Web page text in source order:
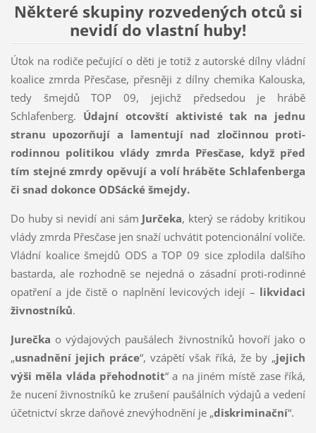
Některé skupiny rozvedených otců si
nevidí do vlastní huby!
Útok na rodiče pečující o děti je totiž z autorské dílny vládní
koalice zmrda Přesčase, přesněji z dílny chemika Kalouska,
tedy šmejdů TOP 09, jejichž předsedou je hrábě
Schlafenberg. Údajní otcovští aktivisté tak na jednu
stranu upozorňují a lamentují nad zločinnou proti-
rodinnou politikou vlády zmrda Přesčase, když před
tím stejné zmrdy opěvují a volí hráběte Schlafenberga
či snad dokonce ODSácké šmejdy.
Do huby si nevidí ani sám Jurčeka, který se rádoby kritikou
vlády zmrda Přesčase jen snaží uchvátit potencionální voliče.
Vládní koalice šmejdů ODS a TOP 09 sice zplodila dalšího
bastarda, ale rozhodně se nejedná o zásadní proti-rodinné
opatření a jde čistě o naplnění levicových idejí – likvidaci
živnostníků.
Jurečka o výdajových paušálech živnostníků hovoří jako o
„usnadnění jejich práce“, vzápětí však říká, že by „jejich
výši měla vláda přehodnotit“ a na jiném místě zase říká,
že nucení živnostníků ke zrušení paušálních výdajů a vedení
účetnictví skrze daňové znevýhodnění je „diskriminační“.